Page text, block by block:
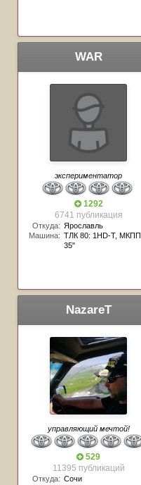
WAR
экспериментатор
1292
6741 публикация
Откуда: Ярославль
Машина: TЛК 80: 1HD-T, МКПП,
35"
NazareT
управляющий мечтой!
529
11395 публикаций
Откуда: Сочи